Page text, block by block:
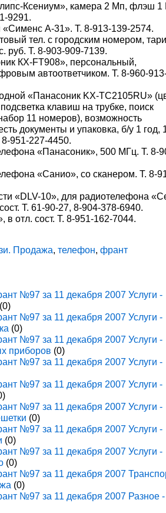
Ксениум», камера 2 Мп, флэш 1
9291.
А-31». Т. 8-913-139-2574.
тел. с городским номером,
руб. Т. 8-903-909-7139.
КХ-FT908», персональный,
автоответчиком. Т. 8-960-
«Панасоник KX-TC2105RU»
клавиш на трубке, поиск
11 номеров), возможность
документы и упаковка, б/у 1 год,
951-227-4450.
«Панасоник», 500 МГц. Т. 8-
«Санио», со сканером. Т. 8-
«DLV-10», для радиотелефона
Т. 61-90-27, 8-904-378-6940.
в отл. сост. Т. 8-951-162-7044.
Продажа,телефон,франт
№97 за 11 декабря 2007 Услуги -
(0)
№97 за 11 декабря 2007 Услуги -
(0)
№97 за 11 декабря 2007 Услуги -
приборов (0)
№97 за 11 декабря 2007 Услуги -
№97 за 11 декабря 2007 Услуги -
№97 за 11 декабря 2007 Услуги -
(0)
№97 за 11 декабря 2007 Услуги -
(0)
№97 за 11 декабря 2007 Услуги -
(0)
№97 за 11 декабря 2007
(0)
№97 за 11 декабря 2007 Разное -